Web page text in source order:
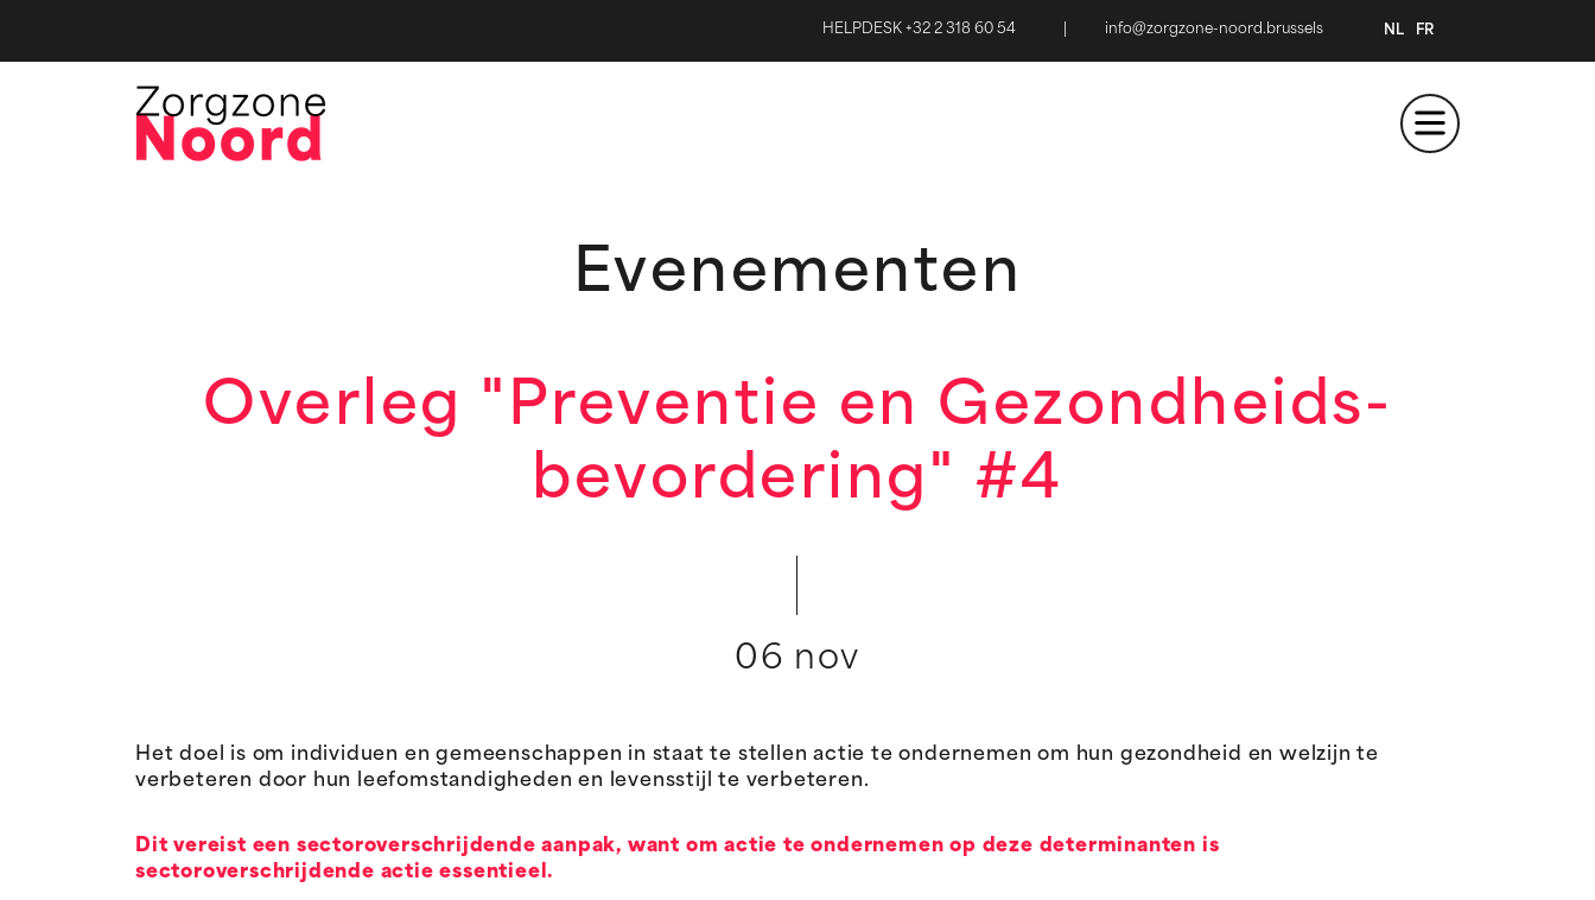
HELPDESK +32 2 318 60 54 info@zorgzone-noord.brussels NL FR
Evenementen
Overleg "Preventie en Gezondheids-
bevordering" #4
06 nov
Het doel is om individuen en gemeenschappen in staat te stellen actie te ondernemen om hun gezondheid en welzijn te
verbeteren door hun leefomstandigheden en levensstijl te verbeteren.
Dit vereist een sectoroverschrijdende aanpak, want om actie te ondernemen op deze determinanten is
sectoroverschrijdende actie essentieel.